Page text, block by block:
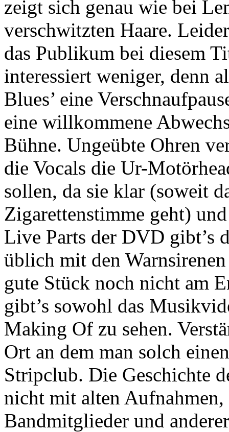
zeigt sich genau wie bei
verschwitzten Haare.
das Publikum bei diesem
interessiert weniger, denn
Blues’ eine
eine willkommene
Bühne. Ungeübte Ohren
die Vocals die Ur-
sollen, da sie klar (soweit
Zigarettenstimme geht)
Live Parts der DVD gibt’s
üblich mit den
gute Stück noch nicht am
gibt’s sowohl das
Making Of zu sehen.
Ort an dem man solch
Stripclub. Die Geschichte
nicht mit alten Aufnahmen,
Bandmitglieder und